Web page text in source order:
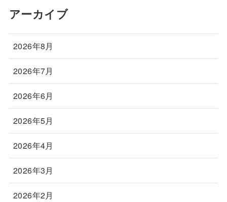
アーカイブ
2026年8月
2026年7月
2026年6月
2026年5月
2026年4月
2026年3月
2026年2月